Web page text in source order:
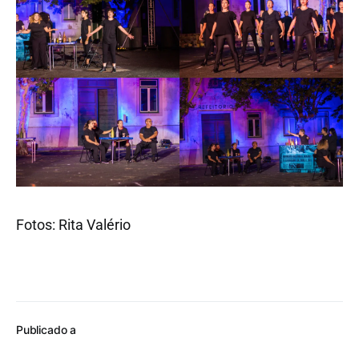
Publicado a
Fotos: Rita Valério